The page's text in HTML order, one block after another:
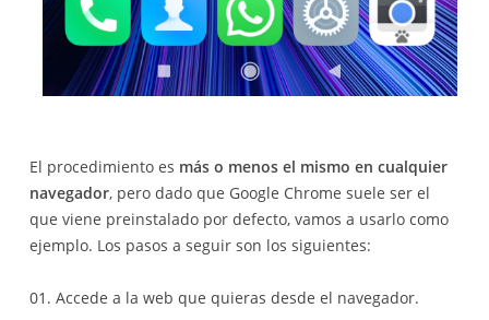
El procedimiento es más o menos el mismo en cualquier
navegador, pero dado que Google Chrome suele ser el
que viene preinstalado por defecto, vamos a usarlo como
ejemplo. Los pasos a seguir son los siguientes:
Accede a la web que quieras desde el navegador.